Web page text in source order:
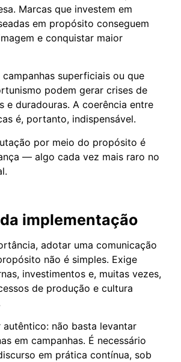
Marcas que investem em
em propósito conseguem
e conquistar maior
superficiais ou que
podem gerar crises de
e duradouras. A coerência entre
é, portanto, indispensável.
por meio do propósito é
— algo cada vez mais raro no
implementação
adotar uma comunicação
não é simples. Exige
investimentos e, muitas vezes,
de produção e cultura
autêntico: não basta levantar
em campanhas. É necessário
em prática contínua, sob